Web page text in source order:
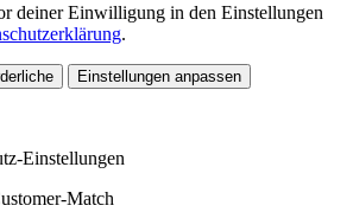
deiner Einwilligung in den Einstellungen
.
Einstellungen anpassen
Einstellungen
Match